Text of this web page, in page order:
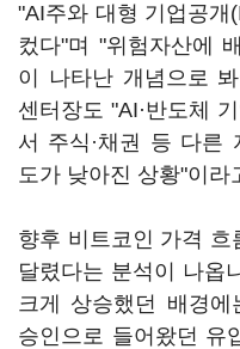
"AI주와 대형 기업공개
컸다"며 "위험자산에
이 나타난 개념으로
센터장도 "AI·반도체
서 주식·채권 등 다른
도가 낮아진 상황"이라
향후 비트코인 가격 흐
달렸다는 분석이 나옵
크게 상승했던 배경
승인으로 들어왔던 유